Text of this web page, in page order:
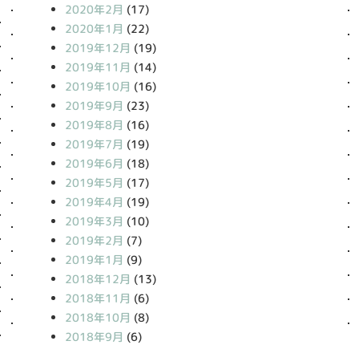
2020年2月 (17)
2020年1月 (22)
2019年12月 (19)
2019年11月 (14)
2019年10月 (16)
2019年9月 (23)
2019年8月 (16)
2019年7月 (19)
2019年6月 (18)
2019年5月 (17)
2019年4月 (19)
2019年3月 (10)
2019年2月 (7)
2019年1月 (9)
2018年12月 (13)
2018年11月 (6)
2018年10月 (8)
2018年9月 (6)